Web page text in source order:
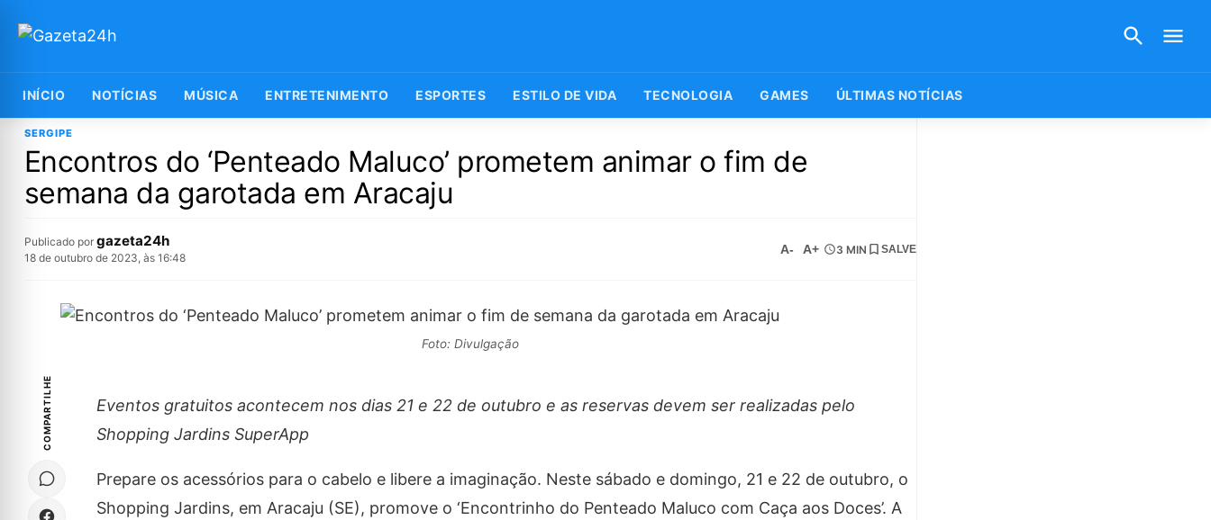
INÍCIO NOTÍCIAS MÚSICA ENTRETENIMENTO ESPORTES ESTILO DE VIDA TECNOLOGIA GAMES ÚLTIMAS NOTÍCIAS
SERGIPE
Encontros do ‘Penteado Maluco’ prometem animar o fim de
semana da garotada em Aracaju
Publicado por gazeta24h
18 de outubro de 2023, às 16:48
A- A+ 3 MIN SALVE
Foto: Divulgação
COMPARTILHE
Eventos gratuitos acontecem nos dias 21 e 22 de outubro e as reservas devem ser realizadas pelo
Shopping Jardins SuperApp
Prepare os acessórios para o cabelo e libere a imaginação. Neste sábado e domingo, 21 e 22 de outubro, o
Shopping Jardins, em Aracaju (SE), promove o ‘Encontrinho do Penteado Maluco com Caça aos Doces’. A